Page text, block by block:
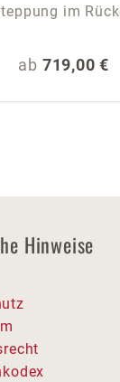
im
Regulärer
ab 719,00 €
Hinweise